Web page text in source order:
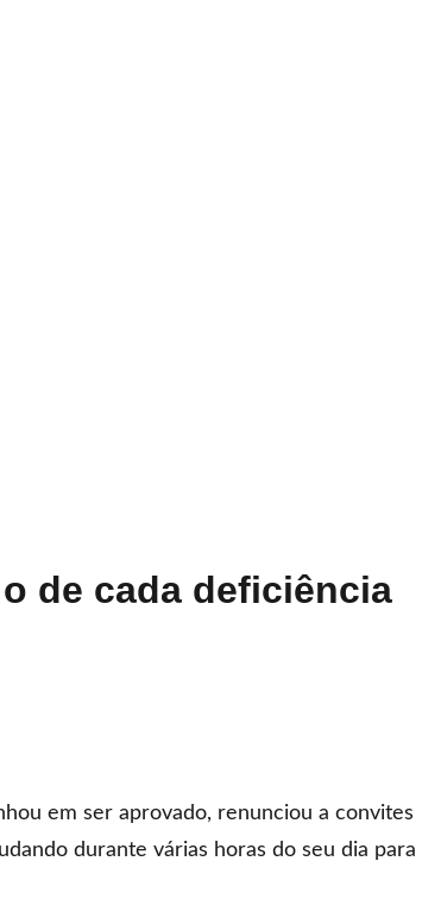
de cada deficiência
em ser aprovado, renunciou a convites
durante várias horas do seu dia para